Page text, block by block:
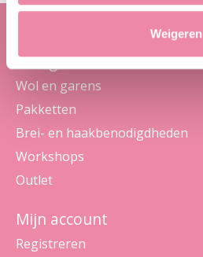
Weigeren
Categorieën
Wol en garens
Pakketten
Brei- en haakbenodigdheden
Workshops
Outlet
Mijn account
Registreren